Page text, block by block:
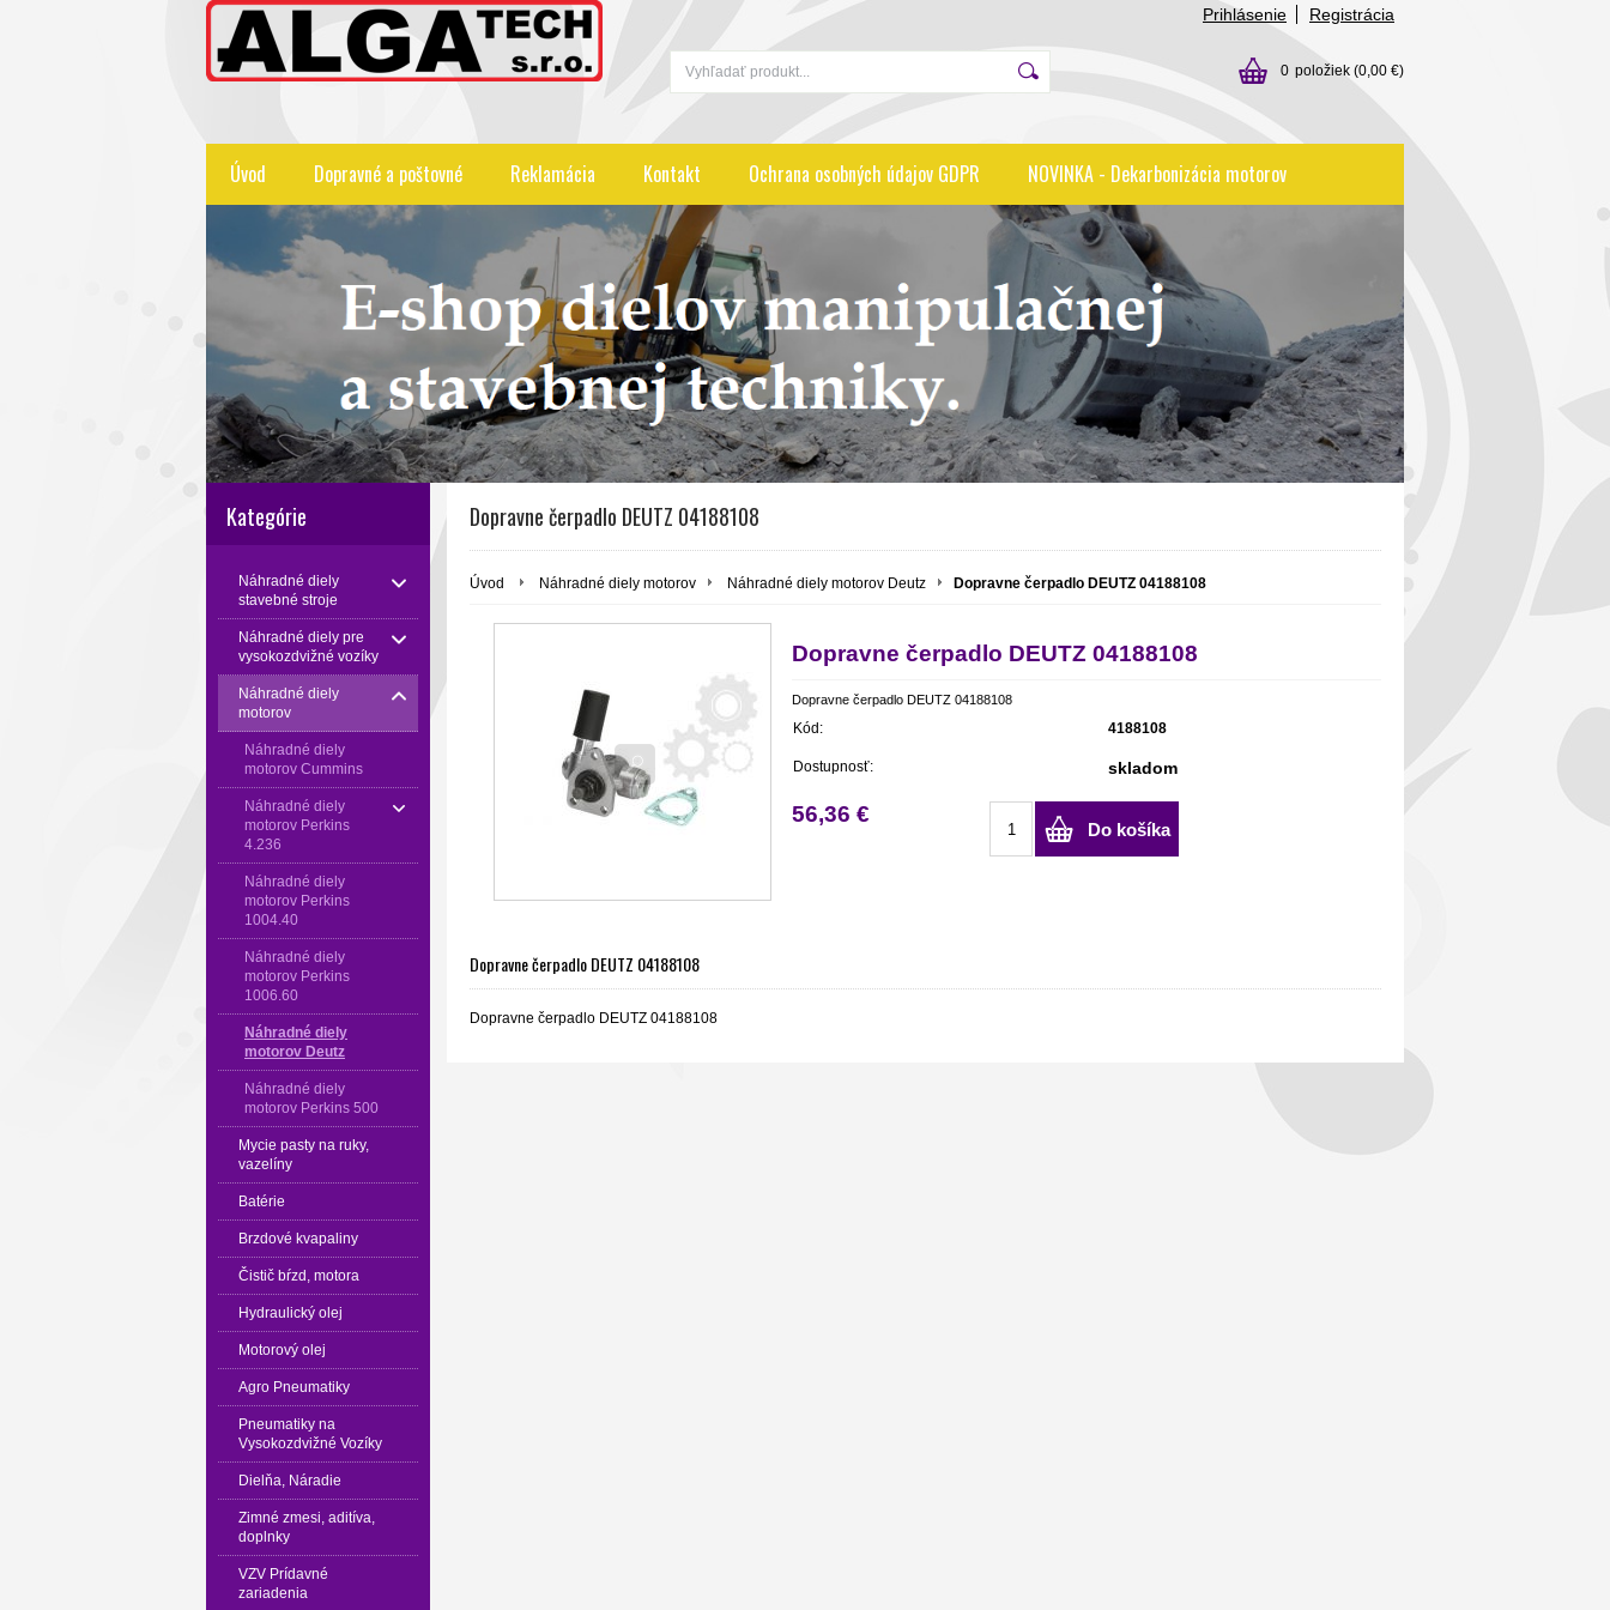
Prihlásenie Registrácia
0 položiek (0,00 €)
Úvod Dopravné a poštovné Reklamácia Kontakt Ochrana osobných údajov GDPR NOVINKA - Dekarbonizácia motorov
Kategórie
Náhradné diely
stavebné stroje
Náhradné diely pre
vysokozdvižné vozíky
Náhradné diely
motorov
Náhradné diely
motorov Cummins
Náhradné diely
motorov Perkins
4.236
Náhradné diely
motorov Perkins
1004.40
Náhradné diely
motorov Perkins
1006.60
Náhradné diely
motorov Deutz
Náhradné diely
motorov Perkins 500
Mycie pasty na ruky,
vazelíny
Batérie
Brzdové kvapaliny
Čistič bŕzd, motora
Hydraulický olej
Motorový olej
Agro Pneumatiky
Pneumatiky na
Vysokozdvižné Vozíky
Dielňa, Náradie
Zimné zmesi, aditíva,
doplnky
VZV Prídavné
zariadenia
Dopravne čerpadlo DEUTZ 04188108
Úvod Náhradné diely motorov Náhradné diely motorov Deutz Dopravne čerpadlo DEUTZ 04188108
Dopravne čerpadlo DEUTZ 04188108
Dopravne čerpadlo DEUTZ 04188108
Kód: 4188108
Dostupnosť: skladom
56,36 €
Do košíka
Dopravne čerpadlo DEUTZ 04188108
Dopravne čerpadlo DEUTZ 04188108